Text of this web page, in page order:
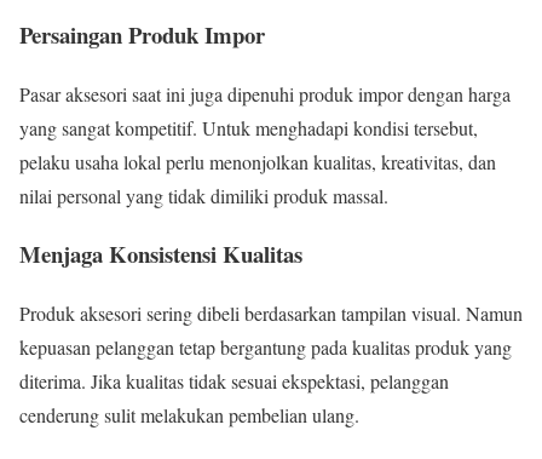
Persaingan Produk Impor
Pasar aksesori saat ini juga dipenuhi produk impor dengan harga
yang sangat kompetitif. Untuk menghadapi kondisi tersebut,
pelaku usaha lokal perlu menonjolkan kualitas, kreativitas, dan
nilai personal yang tidak dimiliki produk massal.
Menjaga Konsistensi Kualitas
Produk aksesori sering dibeli berdasarkan tampilan visual. Namun
kepuasan pelanggan tetap bergantung pada kualitas produk yang
diterima. Jika kualitas tidak sesuai ekspektasi, pelanggan
cenderung sulit melakukan pembelian ulang.